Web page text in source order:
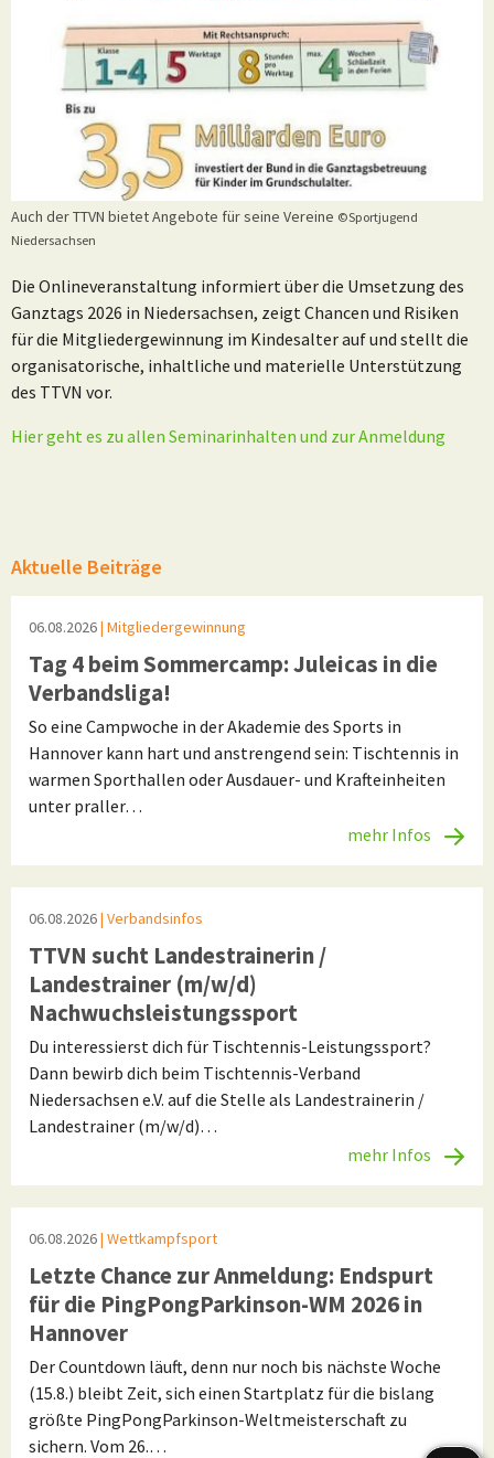
Auch der TTVN bietet Angebote für seine Vereine ©Sportjugend
Niedersachsen
Die Onlineveranstaltung informiert über die Umsetzung des
Ganztags 2026 in Niedersachsen, zeigt Chancen und Risiken
für die Mitgliedergewinnung im Kindesalter auf und stellt die
organisatorische, inhaltliche und materielle Unterstützung
des TTVN vor.
Hier geht es zu allen Seminarinhalten und zur Anmeldung
Aktuelle Beiträge
06.08.2026| Mitgliedergewinnung
Tag 4 beim Sommercamp: Juleicas in die
Verbandsliga!
So eine Campwoche in der Akademie des Sports in
Hannover kann hart und anstrengend sein: Tischtennis in
warmen Sporthallen oder Ausdauer- und Krafteinheiten
unter praller…
mehr Infos
06.08.2026| Verbandsinfos
TTVN sucht Landestrainerin /
Landestrainer (m/w/d)
Nachwuchsleistungssport
Du interessierst dich für Tischtennis-Leistungssport?
Dann bewirb dich beim Tischtennis-Verband
Niedersachsen e.V. auf die Stelle als Landestrainerin /
Landestrainer (m/w/d)…
mehr Infos
06.08.2026| Wettkampfsport
Letzte Chance zur Anmeldung: Endspurt
für die PingPongParkinson-WM 2026 in
Hannover
Der Countdown läuft, denn nur noch bis nächste Woche
(15.8.) bleibt Zeit, sich einen Startplatz für die bislang
größte PingPongParkinson-Weltmeisterschaft zu
sichern. Vom 26.…